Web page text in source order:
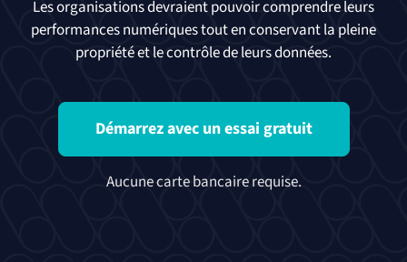
Les organisations devraient pouvoir comprendre leurs
performances numériques tout en conservant la pleine
propriété et le contrôle de leurs données.
Démarrez avec un essai gratuit
Aucune carte bancaire requise.